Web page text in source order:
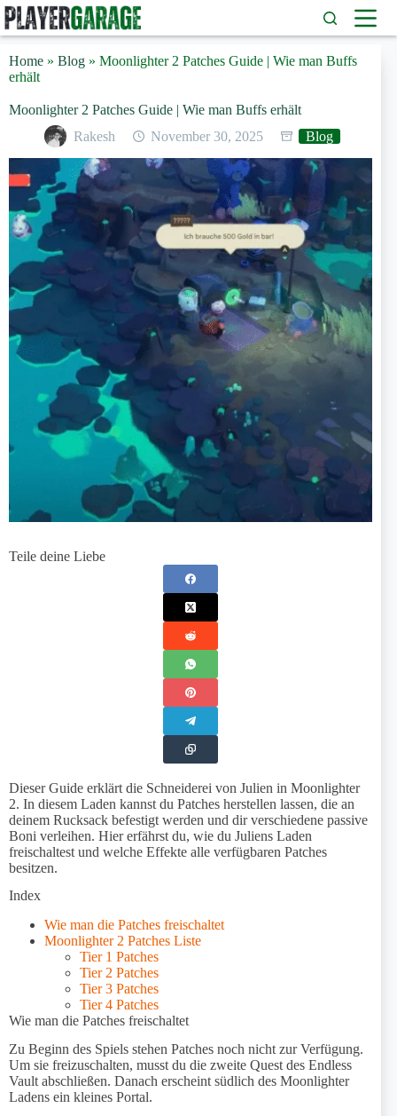
Zum
Inhalt
springen
Home » Blog » Moonlighter 2 Patches Guide | Wie man Buffs
erhält
Moonlighter 2 Patches Guide | Wie man Buffs erhält
Rakesh
November 30, 2025 Blog
Teile deine Liebe
Dieser Guide erklärt die Schneiderei von Julien in Moonlighter
2. In diesem Laden kannst du Patches herstellen lassen, die an
deinem Rucksack befestigt werden und dir verschiedene passive
Boni verleihen. Hier erfährst du, wie du Juliens Laden
freischaltest und welche Effekte alle verfügbaren Patches
besitzen.
Index
Wie man die Patches freischaltet
Moonlighter 2 Patches Liste
Tier 1 Patches
Tier 2 Patches
Tier 3 Patches
Tier 4 Patches
Wie man die Patches freischaltet
Zu Beginn des Spiels stehen Patches noch nicht zur Verfügung.
Um sie freizuschalten, musst du die zweite Quest des Endless
Vault abschließen. Danach erscheint südlich des Moonlighter
Ladens ein kleines Portal.